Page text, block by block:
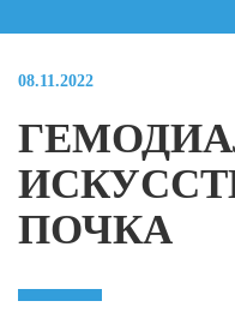
08.11.2022
ПОЧКА